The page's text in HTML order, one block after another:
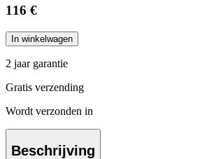
116 €
In winkelwagen
2 jaar garantie
Gratis verzending
Wordt verzonden in
Beschrijving